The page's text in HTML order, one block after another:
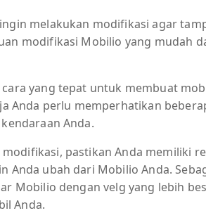
melakukan modifikasi agar
modifikasi Mobilio yang mudah
yang tepat untuk membuat
Anda perlu memperhatikan
Anda.
pastikan Anda memiliki
Anda ubah dari Mobilio Anda.
Mobilio dengan velg yang lebih
Anda.